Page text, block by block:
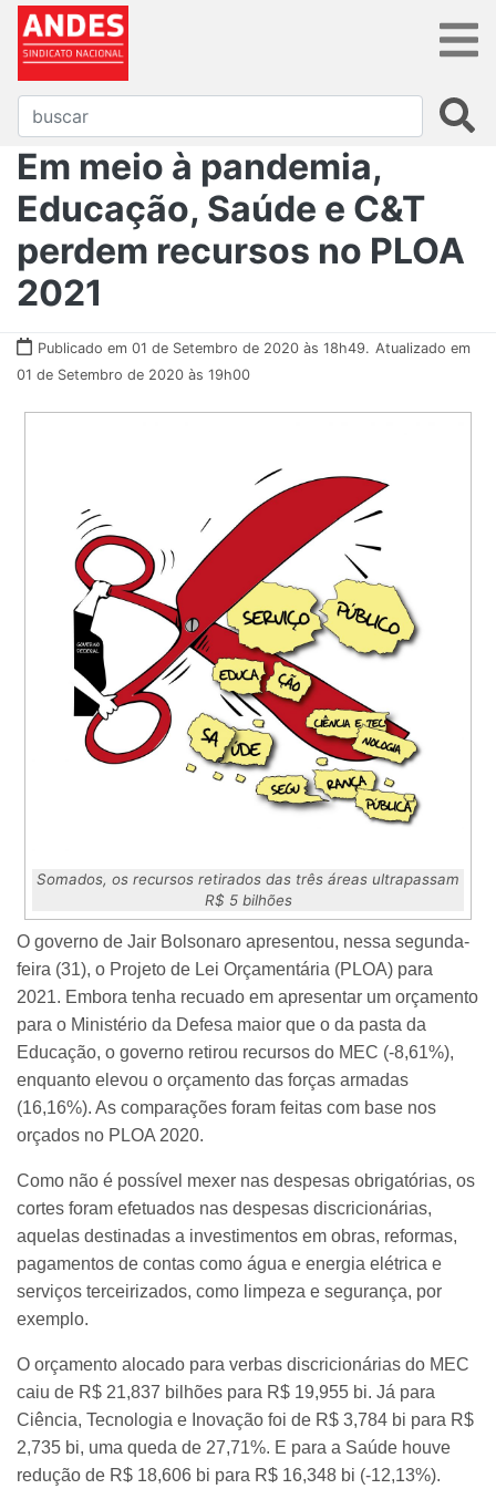
​​​​​​​Em meio à pandemia,
Educação, Saúde e C&T
perdem recursos no PLOA
2021
Publicado em 01 de Setembro de 2020 às 18h49. Atualizado em
01 de Setembro de 2020 às 19h00
Somados, os recursos retirados das três áreas ultrapassam
R$ 5 bilhões
O governo de Jair Bolsonaro apresentou, nessa segunda-
feira (31), o Projeto de Lei Orçamentária (PLOA) para
2021. Embora tenha recuado em apresentar um orçamento
para o Ministério da Defesa maior que o da pasta da
Educação, o governo retirou recursos do MEC (-8,61%),
enquanto elevou o orçamento das forças armadas
(16,16%). As comparações foram feitas com base nos
orçados no PLOA 2020.
Como não é possível mexer nas despesas obrigatórias, os
cortes foram efetuados nas despesas discricionárias,
aquelas destinadas a investimentos em obras, reformas,
pagamentos de contas como água e energia elétrica e
serviços terceirizados, como limpeza e segurança, por
exemplo.
O orçamento alocado para verbas discricionárias do MEC
caiu de R$ 21,837 bilhões para R$ 19,955 bi. Já para
Ciência, Tecnologia e Inovação foi de R$ 3,784 bi para R$
2,735 bi, uma queda de 27,71%. E para a Saúde houve
redução de R$ 18,606 bi para R$ 16,348 bi (-12,13%).